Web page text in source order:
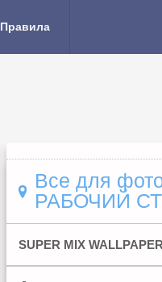
Правила
Все для
РАБОЧИЙ
SUPER MIX